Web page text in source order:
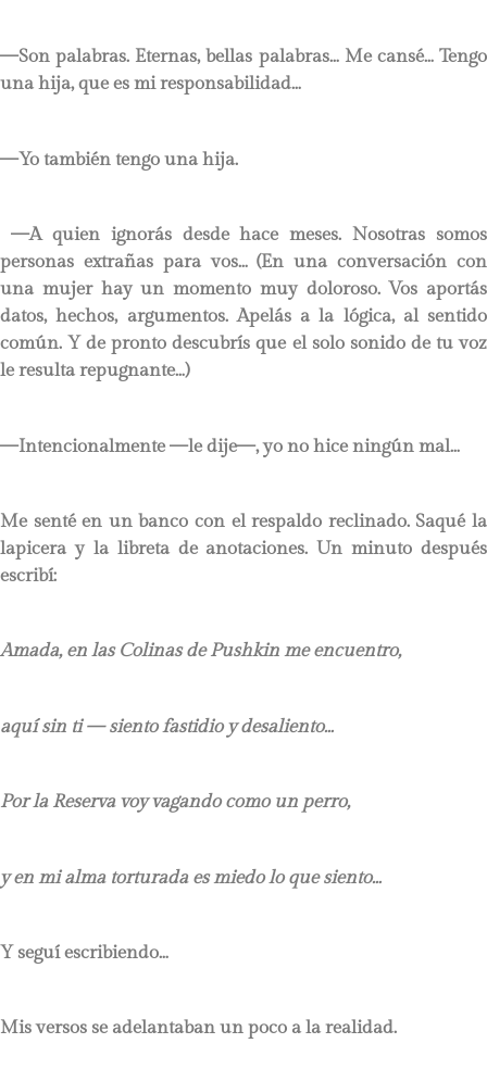
—Son palabras. Eternas, bellas palabras… Me cansé… Tengo
una hija, que es mi responsabilidad…
—Yo también tengo una hija.
—A quien ignorás desde hace meses. Nosotras somos
personas extrañas para vos… (En una conversación con
una mujer hay un momento muy doloroso. Vos aportás
datos, hechos, argumentos. Apelás a la lógica, al sentido
común. Y de pronto descubrís que el solo sonido de tu voz
le resulta repugnante…)
—Intencionalmente —le dije—, yo no hice ningún mal…
Me senté en un banco con el respaldo reclinado. Saqué la
lapicera y la libreta de anotaciones. Un minuto después
escribí:
Amada, en las Colinas de Pushkin me encuentro,
aquí sin ti — siento fastidio y desaliento…
Por la Reserva voy vagando como un perro,
y en mi alma torturada es miedo lo que siento…
Y seguí escribiendo…
Mis versos se adelantaban un poco a la realidad.